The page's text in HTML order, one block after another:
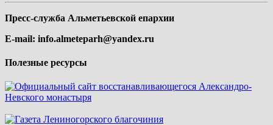
Пресс-служба Альметьевской епархии
E-mail: info.almeteparh@yandex.ru
Полезные ресурсы